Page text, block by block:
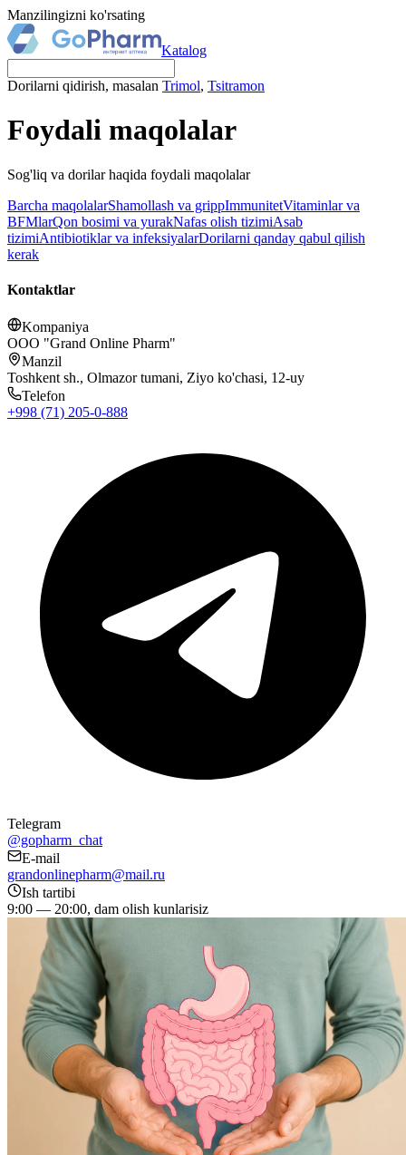
Manzilingizni ko'rsating
Katalog
Dorilarni qidirish, masalan Trimol, Tsitramon
Foydali maqolalar
Sog'liq va dorilar haqida foydali maqolalar
Barcha maqolalarShamollash va grippImmunitetVitaminlar va
BFMlarQon bosimi va yurakNafas olish tizimiAsab
tizimiAntibiotiklar va infeksiyalarDorilarni qanday qabul qilish
kerak
Kontaktlar
Kompaniya
OOO "Grand Online Pharm"
Manzil
Toshkent sh., Olmazor tumani, Ziyo ko'chasi, 12-uy
Telefon
+998 (71) 205-0-888
Telegram
@gopharm_chat
E-mail
grandonlinepharm@mail.ru
Ish tartibi
9:00 — 20:00, dam olish kunlarisiz